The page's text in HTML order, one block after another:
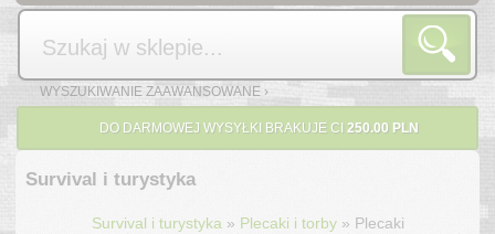
Szukaj
WYSZUKIWANIE ZAAWANSOWANE ›
DO DARMOWEJ WYSYŁKI BRAKUJE CI 250.00 PLN
Survival i turystyka
Survival i turystyka » Plecaki i torby» Plecaki